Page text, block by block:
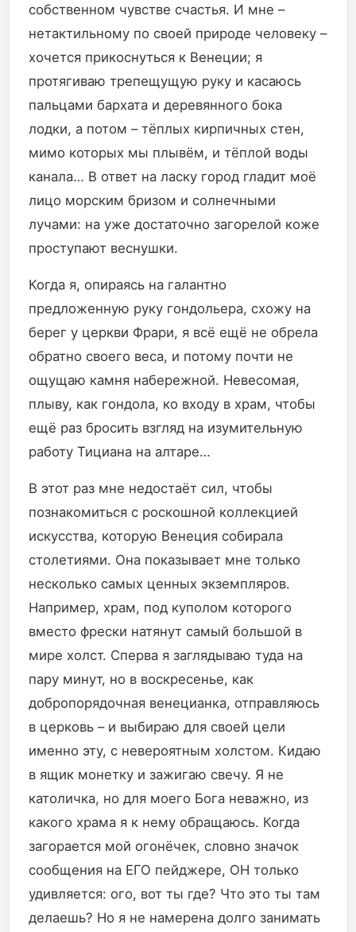
собственном чувстве счастья. И мне –
нетактильному по своей природе человеку –
хочется прикоснуться к Венеции; я
протягиваю трепещущую руку и касаюсь
пальцами бархата и деревянного бока
лодки, а потом – тёплых кирпичных стен,
мимо которых мы плывём, и тёплой воды
канала… В ответ на ласку город гладит моё
лицо морским бризом и солнечными
лучами: на уже достаточно загорелой коже
проступают веснушки.
Когда я, опираясь на галантно
предложенную руку гондольера, схожу на
берег у церкви Фрари, я всё ещё не обрела
обратно своего веса, и потому почти не
ощущаю камня набережной. Невесомая,
плыву, как гондола, ко входу в храм, чтобы
ещё раз бросить взгляд на изумительную
работу Тициана на алтаре…
В этот раз мне недостаёт сил, чтобы
познакомиться с роскошной коллекцией
искусства, которую Венеция собирала
столетиями. Она показывает мне только
несколько самых ценных экземпляров.
Например, храм, под куполом которого
вместо фрески натянут самый большой в
мире холст. Сперва я заглядываю туда на
пару минут, но в воскресенье, как
добропорядочная венецианка, отправляюсь
в церковь – и выбираю для своей цели
именно эту, с невероятным холстом. Кидаю
в ящик монетку и зажигаю свечу. Я не
католичка, но для моего Бога неважно, из
какого храма я к нему обращаюсь. Когда
загорается мой огонёчек, словно значок
сообщения на ЕГО пейджере, ОН только
удивляется: ого, вот ты где? Что это ты там
делаешь? Но я не намерена долго занимать